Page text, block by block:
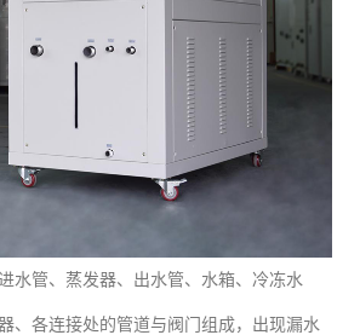
水管、蒸发器、出水管、水箱、冷冻水
、各连接处的管道与阀门组成，出现漏水